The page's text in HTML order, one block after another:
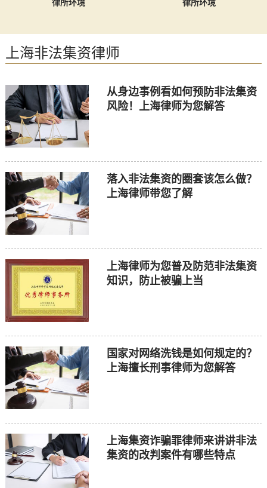
律所环境 律所环境
上海非法集资律师
从身边事例看如何预防非法集资
风险！上海律师为您解答
落入非法集资的圈套该怎么做？
上海律师带您了解
上海律师为您普及防范非法集资
知识，防止被骗上当
国家对网络洗钱是如何规定的？
上海擅长刑事律师为您解答
上海集资诈骗罪律师来讲讲非法
集资的改判案件有哪些特点